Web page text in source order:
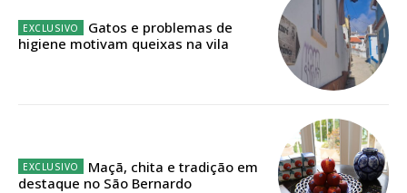
Acesso aos conteúdos Exclusivos para
Gatos e problemas de
higiene motivam queixas na vila
Maçã, chita e tradição em
destaque no São Bernardo